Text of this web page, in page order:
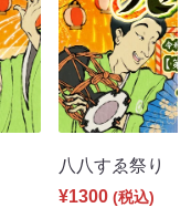
八八すゑ祭り
¥1300 (税込)